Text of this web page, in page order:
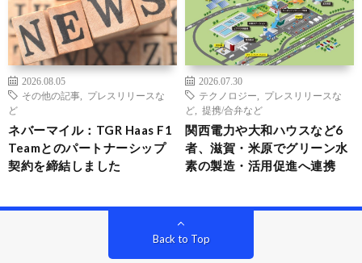
2026.08.05
その他の記事
プレスリリースな
ど
ネバーマイル：TGR Haas F1
Teamとのパートナーシップ
契約を締結しました
2026.07.30
テクノロジー
プレスリリースな
ど
提携/合弁など
関西電力や大和ハウスなど6
者、滋賀・米原でグリーン水
素の製造・活用促進へ連携
Back to Top